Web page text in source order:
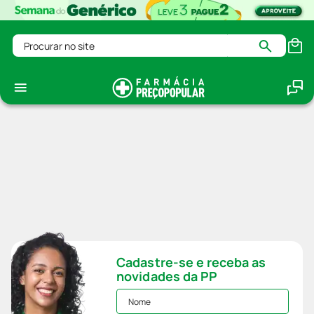
Procurar no site
Cadastre-se e receba as
novidades da PP